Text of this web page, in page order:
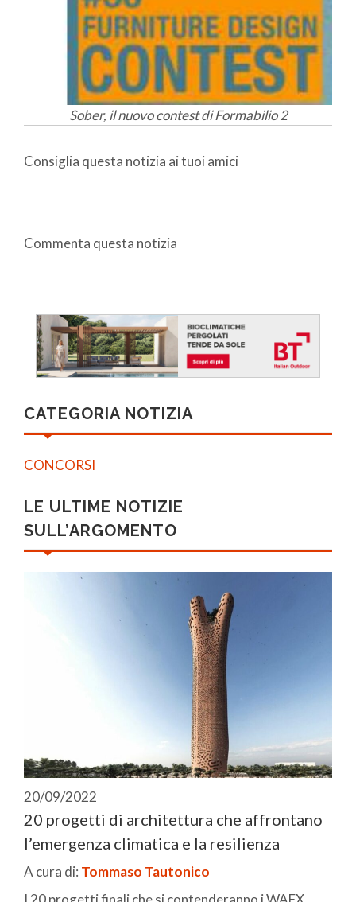
Sober, il nuovo contest di Formabilio 2
Consiglia questa notizia ai tuoi amici
Commenta questa notizia
CATEGORIA NOTIZIA
CONCORSI
LE ULTIME NOTIZIE
SULL’ARGOMENTO
20/09/2022
20 progetti di architettura che affrontano
l’emergenza climatica e la resilienza
A cura di: Tommaso Tautonico